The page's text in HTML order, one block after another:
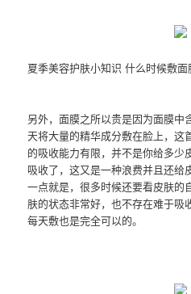
夏季美容护肤小知识 什么时候敷面
另外，面膜之所以贵是因为面膜中
天将大量的精华成分敷在脸上，这
的吸收能力有限，并不是你给多少
吸收了，这又是一种浪费并且还给
一点就是，很多时候还要看皮肤的
肤的状态非常好，也不存在难于吸
每天敷也是完全可以的。